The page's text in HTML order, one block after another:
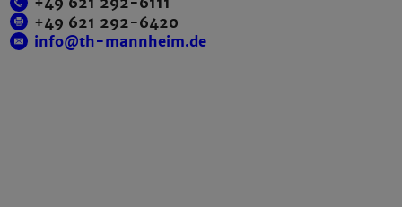
+49 621 292-6420
info@th-mannheim.de